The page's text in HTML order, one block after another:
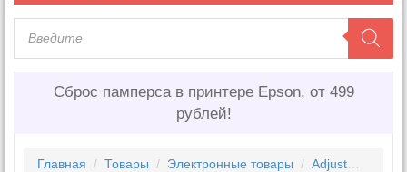
Сброс памперса в принтере Epson, от 499
рублей!
Главная / Товары / Электронные товары / Adjustment program EPSON